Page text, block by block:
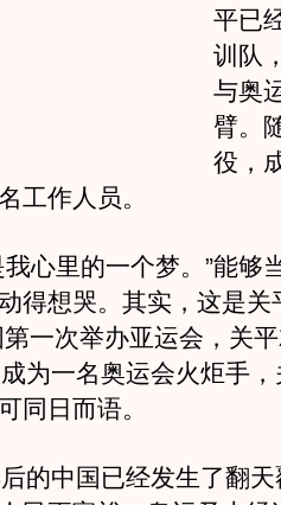
平已
训队
与奥
臂。
役，
工作人员。
里的一个梦。”能够
得想哭。其实，这是关
一次举办亚运会，关
为一名奥运会火炬手
同日而语。
中国已经发生了翻天